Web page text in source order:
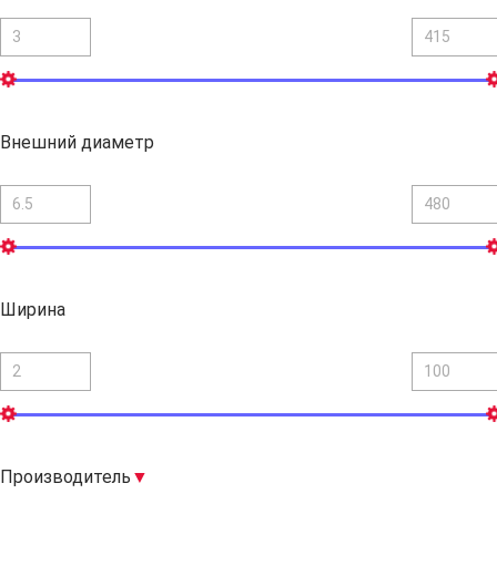
Внешний диаметр
Ширина
Производитель